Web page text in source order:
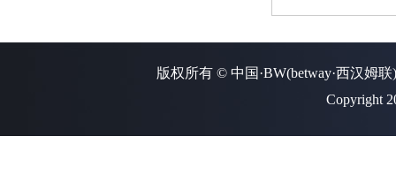
版权所有 © 中国·BW(betway·西汉姆
Copyright